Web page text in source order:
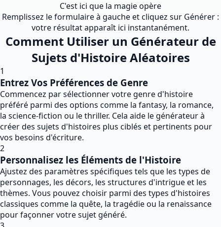
C'est ici que la magie opère
Remplissez le formulaire à gauche et cliquez sur Générer :
votre résultat apparaît ici instantanément.
Comment Utiliser un Générateur de
Sujets d'Histoire Aléatoires
1
Entrez Vos Préférences de Genre
Commencez par sélectionner votre genre d'histoire
préféré parmi des options comme la fantasy, la romance,
la science-fiction ou le thriller. Cela aide le générateur à
créer des sujets d'histoires plus ciblés et pertinents pour
vos besoins d'écriture.
2
Personnalisez les Éléments de l'Histoire
Ajustez des paramètres spécifiques tels que les types de
personnages, les décors, les structures d'intrigue et les
thèmes. Vous pouvez choisir parmi des types d'histoires
classiques comme la quête, la tragédie ou la renaissance
pour façonner votre sujet généré.